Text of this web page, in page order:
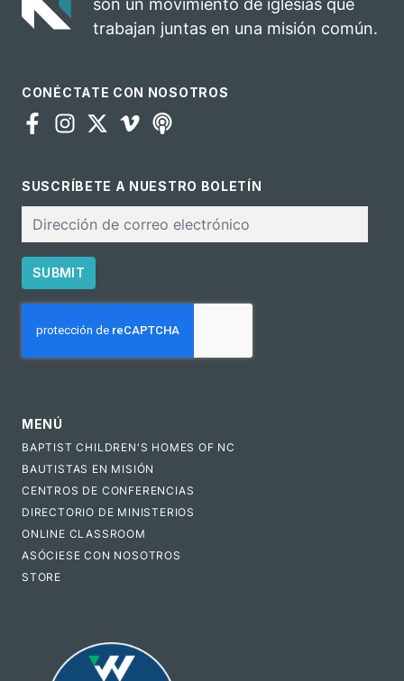
son un movimiento de iglesias que
trabajan juntas en una misión común.
CONÉCTATE CON NOSOTROS
SUSCRÍBETE A NUESTRO BOLETÍN
electrónico
SUBMIT
MENÚ
BAPTIST CHILDREN'S HOMES OF NC
BAUTISTAS EN MISIÓN
CENTROS DE CONFERENCIAS
DIRECTORIO DE MINISTERIOS
ONLINE CLASSROOM
ASÓCIESE CON NOSOTROS
STORE